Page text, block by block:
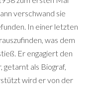
verschwand sie
In einer letzten
was dem
Er engagiert den
getarnt als Biograf,
wird er von der